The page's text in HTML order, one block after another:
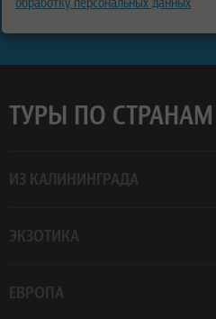
ТУРЫ ПО СТРАНАМ
ИЗ КАЛИНИНГРАДА
ЭКЗОТИКА
ЕВРОПА